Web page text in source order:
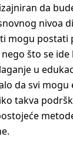
da
nivoa
mogu postati
što se
u
da svi
takva